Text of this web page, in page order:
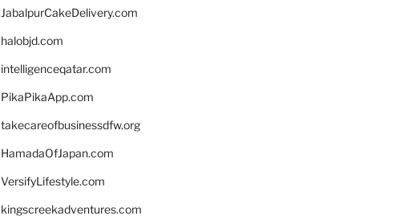
JabalpurCakeDelivery.com
halobjd.com
intelligenceqatar.com
PikaPikaApp.com
takecareofbusinessdfw.org
HamadaOfJapan.com
VersifyLifestyle.com
kingscreekadventures.com